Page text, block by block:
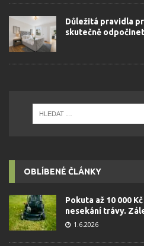
Důležitá pravidla
skutečně
OBLÍBENÉ ČLÁNKY
Pokuta až 10 000
nesekání trávy.
1.6.2026